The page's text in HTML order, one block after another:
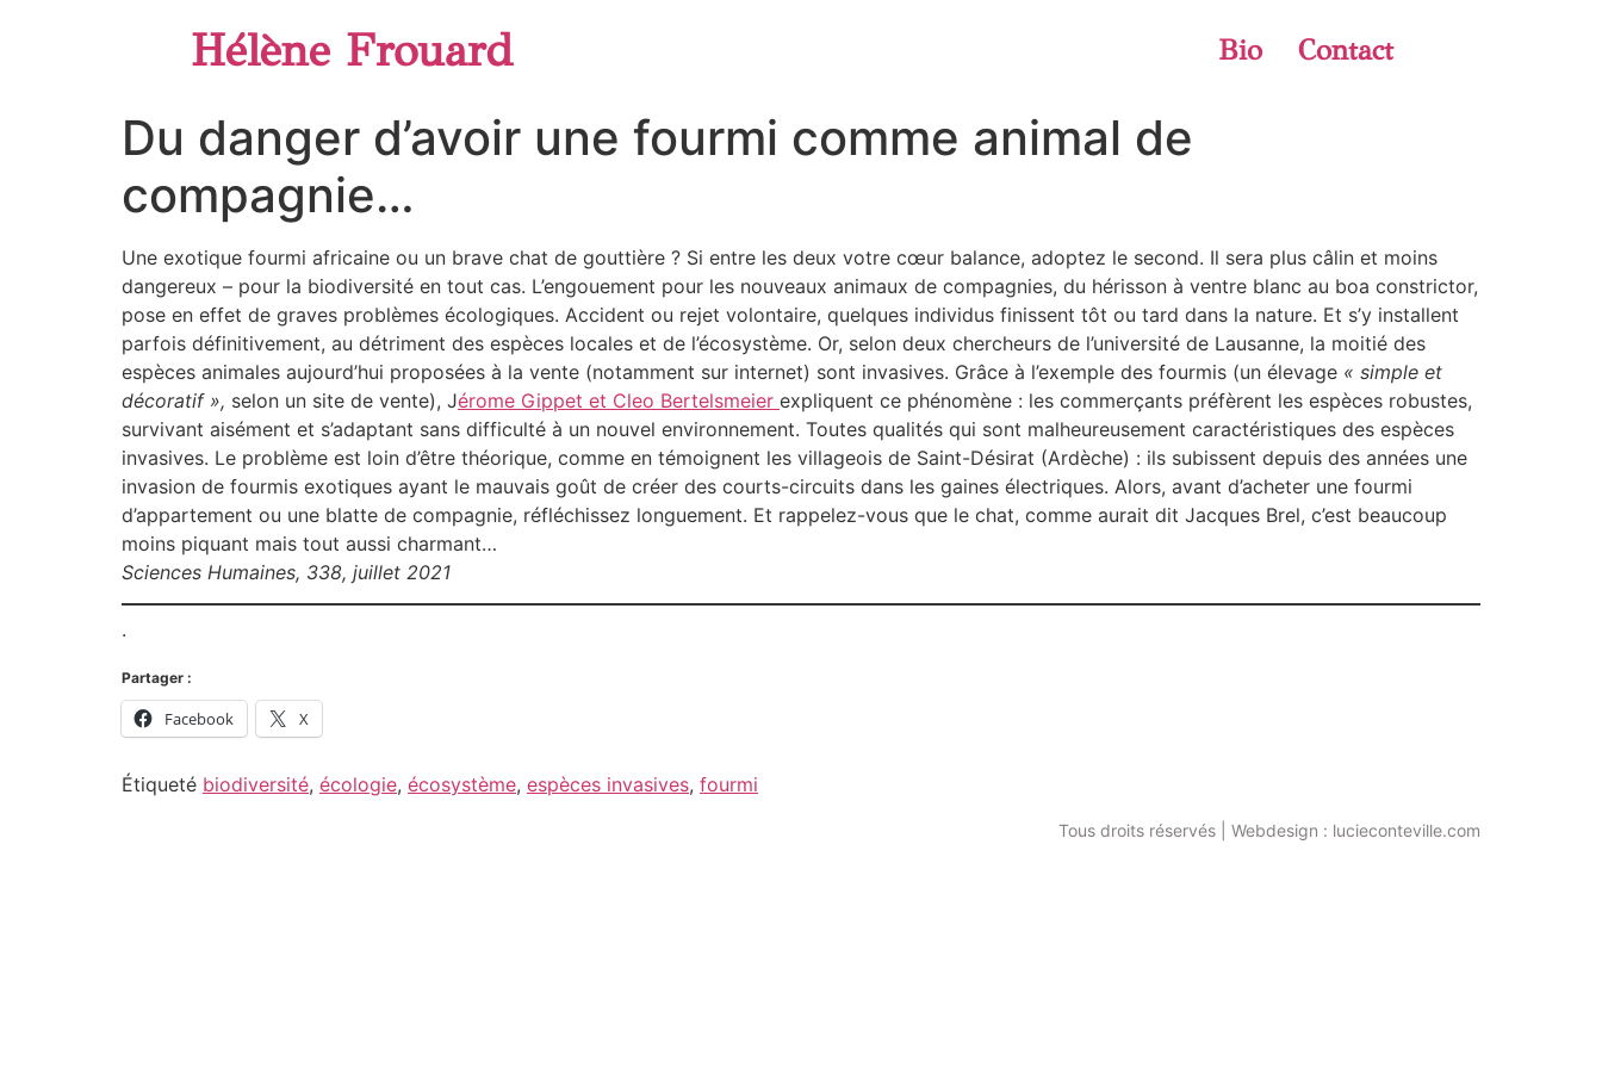
Hélène Frouard Bio Contact
Du danger d’avoir une fourmi comme animal de
compagnie…
Une exotique fourmi africaine ou un brave chat de gouttière ? Si entre les deux votre cœur balance, adoptez le second. Il sera plus câlin et moins
dangereux – pour la biodiversité en tout cas. L’engouement pour les nouveaux animaux de compagnies, du hérisson à ventre blanc au boa constrictor,
pose en effet de graves problèmes écologiques. Accident ou rejet volontaire, quelques individus finissent tôt ou tard dans la nature. Et s’y installent
parfois définitivement, au détriment des espèces locales et de l’écosystème. Or, selon deux chercheurs de l’université de Lausanne, la moitié des
espèces animales aujourd’hui proposées à la vente (notamment sur internet) sont invasives. Grâce à l’exemple des fourmis (un élevage « simple et
décoratif », selon un site de vente), Jérome Gippet et Cleo Bertelsmeier expliquent ce phénomène : les commerçants préfèrent les espèces robustes,
survivant aisément et s’adaptant sans difficulté à un nouvel environnement. Toutes qualités qui sont malheureusement caractéristiques des espèces
invasives. Le problème est loin d’être théorique, comme en témoignent les villageois de Saint-Désirat (Ardèche) : ils subissent depuis des années une
invasion de fourmis exotiques ayant le mauvais goût de créer des courts-circuits dans les gaines électriques. Alors, avant d’acheter une fourmi
d’appartement ou une blatte de compagnie, réfléchissez longuement. Et rappelez-vous que le chat, comme aurait dit Jacques Brel, c’est beaucoup
moins piquant mais tout aussi charmant…
Sciences Humaines, 338, juillet 2021
.
Partager :
Facebook X
Étiqueté biodiversité, écologie, écosystème, espèces invasives, fourmi
Tous droits réservés | Webdesign : lucieconteville.com